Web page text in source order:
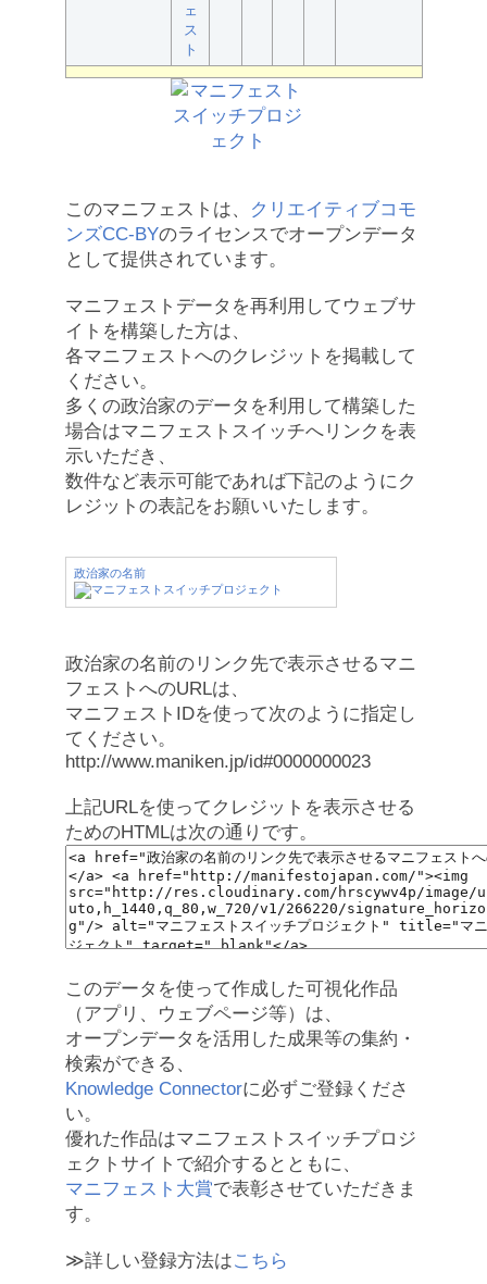
ェ
ス
ト
このマニフェストは、
クリエイティブコモ
ンズCC-BYのライセンスでオープンデータ
として提供されています。
マニフェストデータを再利用してウェブサ
イトを構築した方は、
各マニフェストへのクレジットを掲載して
ください。
多くの政治家のデータを利用して構築した
場合はマニフェストスイッチへリンクを表
示いただき、
数件など表示可能であれば下記のようにク
レジットの表記をお願いいたします。
政治家の名前
政治家の名前のリンク先で表示させるマニ
フェストへのURLは、
マニフェストIDを使って次のように指定し
てください。
http://www.maniken.jp/id#0000000023
上記URLを使ってクレジットを表示させる
ためのHTMLは次の通りです。
このデータを使って作成した可視化作品
（アプリ、ウェブページ等）は、
オープンデータを活用した成果等の集約・
検索ができる、
Knowledge Connectorに必ずご登録くださ
い。
優れた作品はマニフェストスイッチプロジ
ェクトサイトで紹介するとともに、
マニフェスト大賞で表彰させていただきま
す。
≫詳しい登録方法はこちら